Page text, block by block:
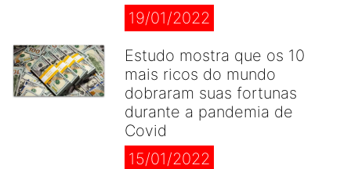
19/01/2022
Estudo mostra que os 10
mais ricos do mundo
dobraram suas fortunas
durante a pandemia de
Covid
15/01/2022